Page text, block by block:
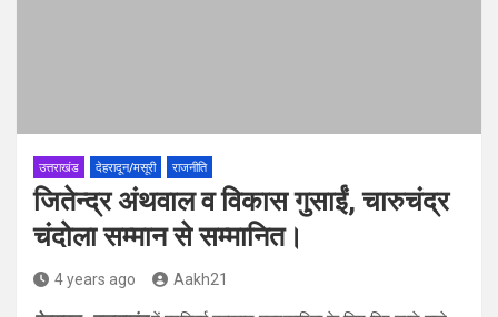
उत्तराखंड देहरादून/मसूरी राजनीति
जितेन्द्र अंथवाल व विकास गुसाईं, चारुचंद्र
चंदोला सम्मान से सम्मानित।
4 years ago Aakh21